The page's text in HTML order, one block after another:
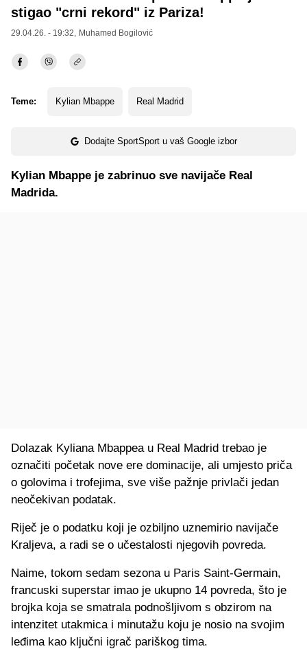
stigao "crni rekord" iz Pariza!
29.04.26. - 19:32, Muhamed Bogilović
Teme: Kylian Mbappe Real Madrid
Dodajte SportSport u vaš Google izbor
Kylian Mbappe je zabrinuo sve navijače Real
Madrida.
Dolazak Kyliana Mbappea u Real Madrid trebao je
označiti početak nove ere dominacije, ali umjesto priča
o golovima i trofejima, sve više pažnje privlači jedan
neočekivan podatak.
Riječ je o podatku koji je ozbiljno uznemirio navijače
Kraljeva, a radi se o učestalosti njegovih povreda.
Naime, tokom sedam sezona u Paris Saint-Germain,
francuski superstar imao je ukupno 14 povreda, što je
brojka koja se smatrala podnošljivom s obzirom na
intenzitet utakmica i minutažu koju je nosio na svojim
leđima kao ključni igrač pariškog tima.